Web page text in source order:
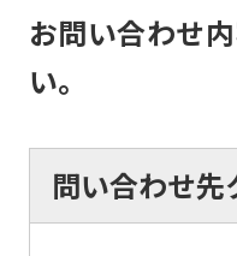
お問い合わせ
い。
問い合わせ先